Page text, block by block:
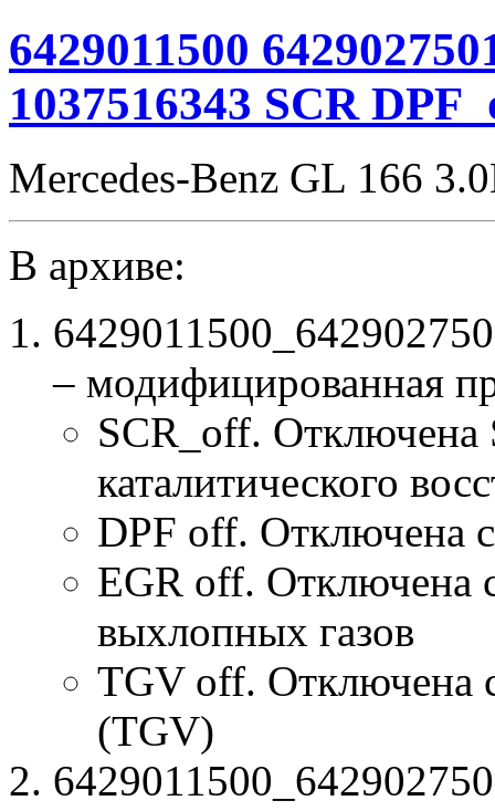
6429011500
1037516343 SCR
Mercedes-Benz GL 166
В архиве:
– модифицированная
SCR_off. Отключена
каталитического
DPF off. Отключена
EGR off. Отключена
выхлопных газов
TGV off. Отключена
(TGV)